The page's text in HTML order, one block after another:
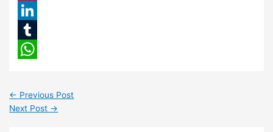
Pinterest
LinkedIn
Tumblr
← Previous Post
Next Post →